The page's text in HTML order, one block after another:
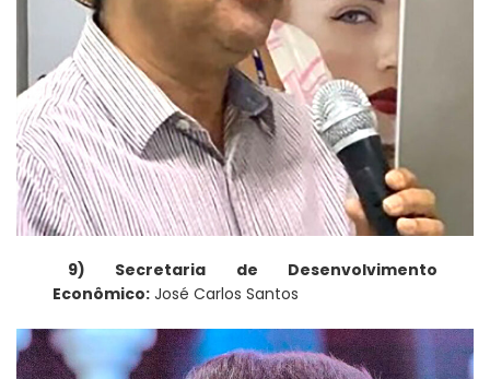
9) Secretaria de Desenvolvimento
Econômico: José Carlos Santos